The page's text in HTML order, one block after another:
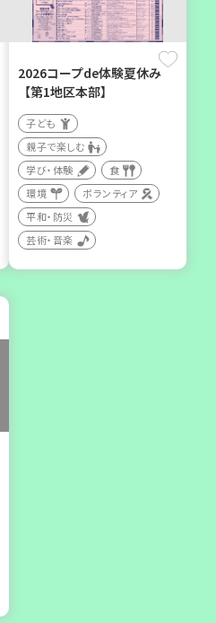
神戸市兵庫区
【第3地区本部】ほっとひと
いき 親子でゆったりタイ
ム♪(毎月開催予定)
子ども
親子で楽しむ
学び・体験
カフェ・つどい場
2026コープde体験夏休み
【第1地区本部】
子ども
親子で楽しむ
学び・体験
食
環境
ボランティア
平和・防災
芸術・音楽